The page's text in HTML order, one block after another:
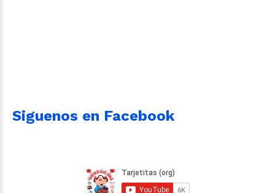
Siguenos en Facebook